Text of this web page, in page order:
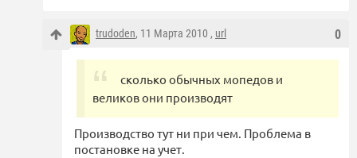
0
trudoden, 11 Марта 2010 , url
сколько обычных мопедов и
великов они производят
Производство тут ни при чем. Проблема в
постановке на учет.